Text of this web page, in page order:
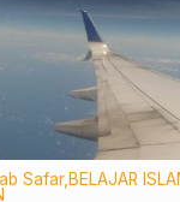
Safar BELAJAR